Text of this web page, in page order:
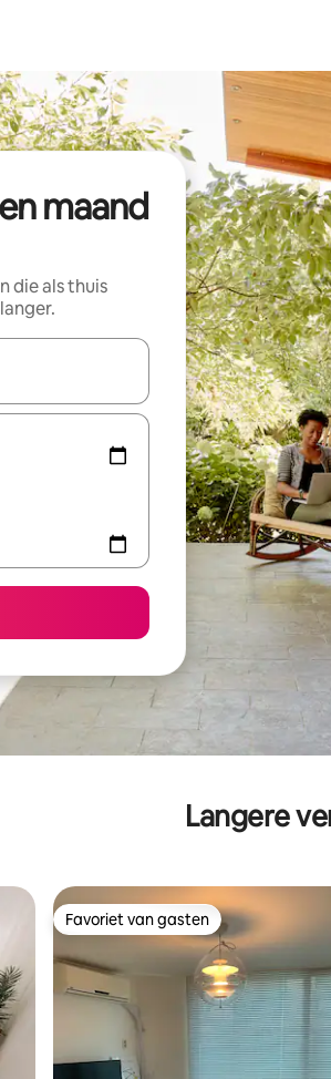
maand
die als thuis
zijn, maak je een keuze met je de
Langere
Favoriet van gasten
Favoriet van gasten